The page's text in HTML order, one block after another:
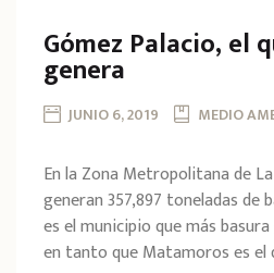
Gómez Palacio, el
genera
JUNIO 6, 2019 MEDIO
En la Zona Metropolitana de
generan 357,897 toneladas de
es el municipio que más
en tanto que Matamoros es el